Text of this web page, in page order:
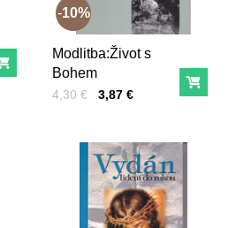
Do košíka
Modlitba:Život s
Bohem
Cena s DPH
3,87 €
Pred zľavou:
4,30 € Do
10%